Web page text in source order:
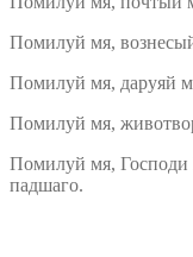
Помилуй мя,
Помилуй мя, даруяй
Помилуй мя,
Помилуй мя,
падшаго.